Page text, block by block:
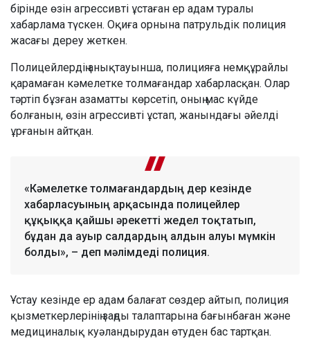
бірінде өзін агрессивті ұстаған ер адам туралы
хабарлама түскен. Оқиға орнына патрульдік полиция
жасағы дереу жеткен.
Полицейлердің анықтауынша, полицияға немқұрайлы
қарамаған кәмелетке толмағандар хабарласқан. Олар
тәртіп бұзған азаматты көрсетіп, оның мас күйде
болғанын, өзін агрессивті ұстап, жанындағы әйелді
ұрғанын айтқан.
«Кәмелетке толмағандардың дер кезінде
хабарласуының арқасында полицейлер
құқыққа қайшы әрекетті жедел тоқтатып,
бұдан да ауыр салдардың алдын алуы мүмкін
болды», – деп мәлімдеді полиция.
Ұстау кезінде ер адам балағат сөздер айтып, полиция
қызметкерлерінің заңды талаптарына бағынбаған және
медициналық куәландырудан өтуден бас тартқан.